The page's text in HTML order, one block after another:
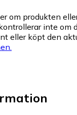
om produkten
inte om
eller köpt den